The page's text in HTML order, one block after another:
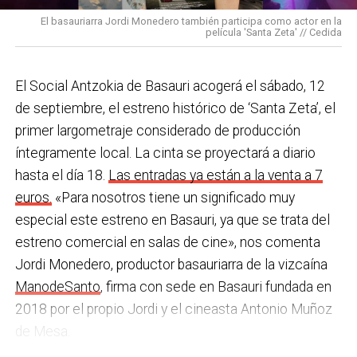
en los centros de personas mayores e iniciativas para
combatir la brecha digital. Además, este año se ha
y, a principios del año que viene, se comenzarán a
prestar los servicios de atención diurna y viviendas
comunitarias.
En las últimas semanas la actualidad municipal ha
estado marcada por las investigaciones sobre
presuntas irregularidades urbanísticas . ¿Cómo
está afrontando el equipo de gobierno esta
situación y qué mensaje trasladarías a la
ciudadanía?Los hechos denunciados son graves y
nos corresponde aclarar si han existido irregularidades
con el mayor rigor y transparencia, así como
una acción que los sindicatos tachan de negligente y
contraria al propio plan de emergencias de la
Sin soluciones reales
Ante la falta de soluciones en las reuniones del
comité, los representantes de los trabajadores
advirtieron a la dirección con elevar los hechos a la
Inspección de Trabajo. Aunque inicialmente
percibieron un amago de cambio de actitud, la parte
social lamenta que las medidas adoptadas ante las
nuevas alertas meteorológicas han sido meramente
«testimoniales, esporádicas y centradas en
aparentar», sin llegar a aplicar soluciones reales ni
efectivas en los puestos de mayor exposición.
El basauriarra Jordi Monedero también participa como actor en la
película 'Santa Zeta' // Cedida
El Social Antzokia de Basauri acogerá el sábado, 12
de septiembre, el estreno histórico de ‘Santa Zeta’, el
primer largometraje considerado de producción
íntegramente local. La cinta se proyectará a diario
hasta el día 18. Las entradas ya están a la venta a 7
euros. «Para nosotros tiene un significado muy
especial este estreno en Basauri, ya que se trata del
estreno comercial en salas de cine», nos comenta
Jordi Monedero, productor basauriarra de la vizcaína
ManodeSanto, firma con sede en Basauri fundada en
2018 por el propio Jordi y el cineasta Antonio Muñoz